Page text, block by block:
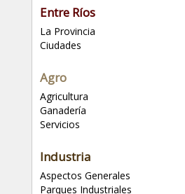
Entre Ríos
La Provincia
Ciudades
Agro
Agricultura
Ganadería
Servicios
Industria
Aspectos Generales
Parques Industriales